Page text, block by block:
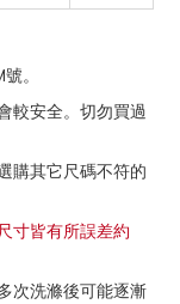
。
較安全。切勿買過
購其它尺碼不符的
尺寸皆有所誤差約
次洗滌後可能逐漸